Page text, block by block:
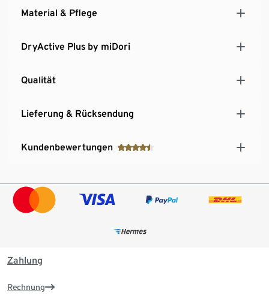
Material & Pflege
DryActive Plus by miDori
Qualität
Lieferung & Rücksendung
Kundenbewertungen
Zahlung
Rechnung